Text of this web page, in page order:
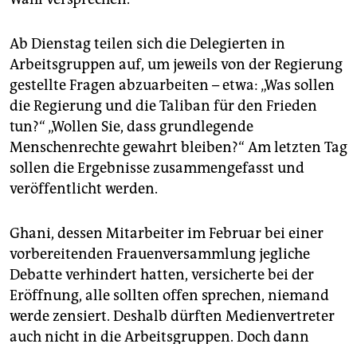
Ab Dienstag teilen sich die Delegierten in
Arbeitsgruppen auf, um jeweils von der Regierung
gestellte Fragen abzuarbeiten – etwa: „Was sollen
die Regierung und die Taliban für den Frieden
tun?“ „Wollen Sie, dass grundlegende
Menschenrechte gewahrt bleiben?“ Am letzten Tag
sollen die Ergebnisse zusammengefasst und
veröffentlicht werden.
Ghani, dessen Mitarbeiter im Februar bei einer
vorbereitenden Frauenversammlung jegliche
Debatte verhindert hatten, versicherte bei der
Eröffnung, alle sollten offen sprechen, niemand
werde zensiert. Deshalb dürften Medienvertreter
auch nicht in die Arbeitsgruppen. Doch dann